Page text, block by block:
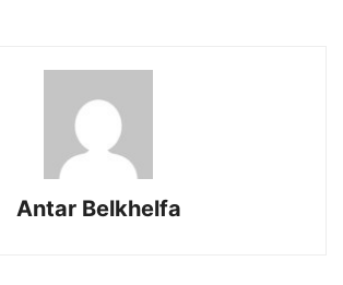
Antar Belkhelfa